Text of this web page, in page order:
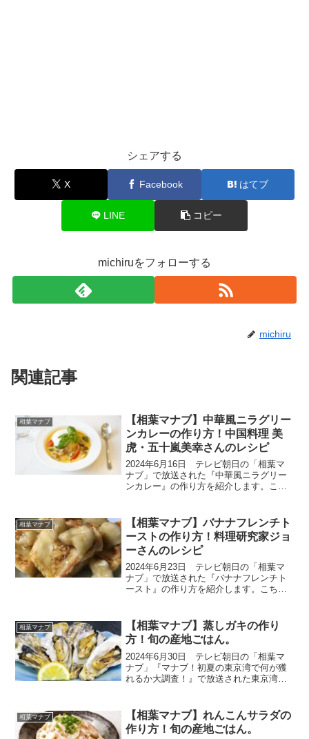
シェアする
X Facebook はてブ
LINE コピー
michiruをフォローする
michiru
関連記事
相葉マナブ
【相葉マナブ】中華風ニラグリー
ンカレーの作り方！中国料理 美
虎・五十嵐美幸さんのレシピ
2024年6月16日 テレビ朝日の「相葉マ
ナブ」で放送された『中華風ニラグリー
ンカレー』の作り方を紹介します。こち
今回は旬の産地ごはん、茨城県小美玉市
の『ニラ』です。...
相葉マナブ
【相葉マナブ】バナナフレンチト
ーストの作り方！料理研究家ジョ
ーさんのレシピ
2024年6月23日 テレビ朝日の「相葉マ
ナブ」で放送された『バナナフレンチト
ースト』の作り方を紹介します。こちら
産地ごはん、栃木県真岡(もおか)市の『バ
ナナ』です。農...
相葉マナブ
【相葉マナブ】蒸しガキの作り
方！旬の産地ごはん。
2024年6月30日 テレビ朝日の「相葉マ
ナブ」『マナブ！初夏の東京湾で何が獲
れるか大調査！』で放送された東京湾で
紹介します。今回は、まずは千葉県富津
市の砂浜で何が獲れる...
相葉マナブ
【相葉マナブ】れんこんサラダの
作り方！旬の産地ごはん。